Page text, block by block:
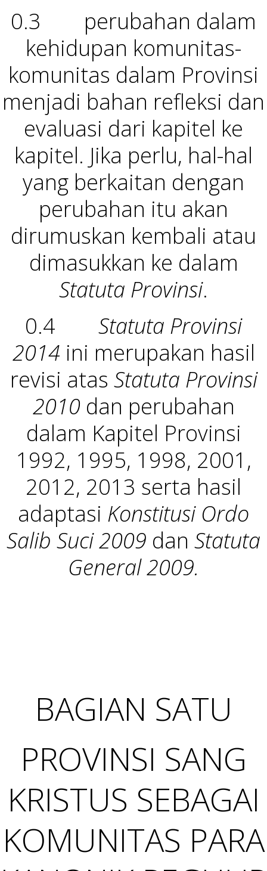
0.3 perubahan dalam
kehidupan komunitas-
komunitas dalam Provinsi
menjadi bahan refleksi dan
evaluasi dari kapitel ke
kapitel. Jika perlu, hal-hal
yang berkaitan dengan
perubahan itu akan
dirumuskan kembali atau
dimasukkan ke dalam
Statuta Provinsi.
0.4 Statuta Provinsi
2014 ini merupakan hasil
revisi atas Statuta Provinsi
2010 dan perubahan
dalam Kapitel Provinsi
1992, 1995, 1998, 2001,
2012, 2013 serta hasil
adaptasi Konstitusi Ordo
Salib Suci 2009 dan Statuta
General 2009.
BAGIAN SATU
PROVINSI SANG
KRISTUS SEBAGAI
KOMUNITAS PARA